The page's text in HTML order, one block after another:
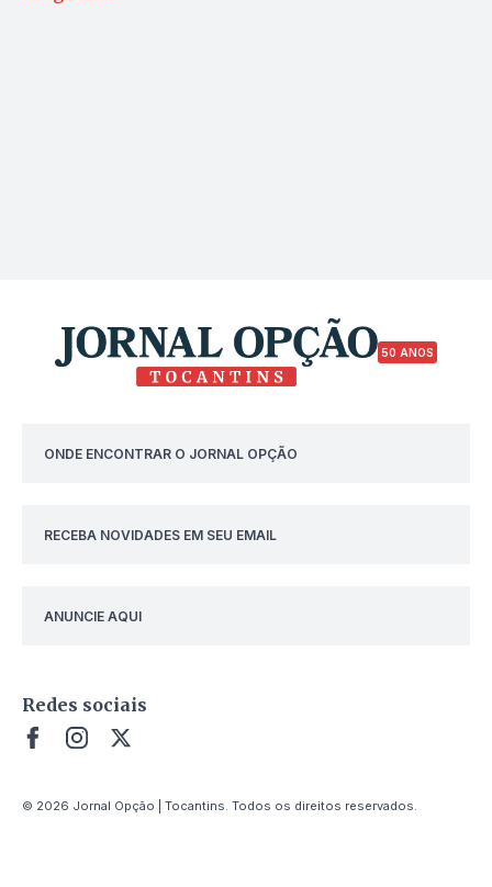
50 ANOS
ONDE ENCONTRAR O JORNAL OPÇÃO
RECEBA NOVIDADES EM SEU EMAIL
ANUNCIE AQUI
Redes sociais
© 2026 Jornal Opção | Tocantins. Todos os direitos reservados.